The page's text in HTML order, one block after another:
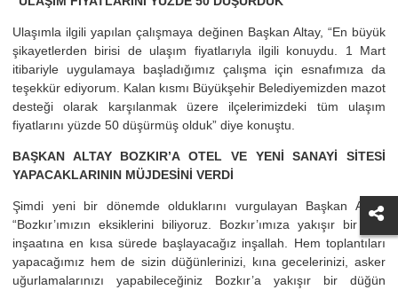
Ulaşımla ilgili yapılan çalışmaya değinen Başkan Altay, “En büyük
şikayetlerden birisi de ulaşım fiyatlarıyla ilgili konuydu. 1 Mart
itibariyle uygulamaya başladığımız çalışma için esnafımıza da
teşekkür ediyorum. Kalan kısmı Büyükşehir Belediyemizden mazot
desteği olarak karşılanmak üzere ilçelerimizdeki tüm ulaşım
fiyatlarını yüzde 50 düşürmüş olduk” diye konuştu.
BAŞKAN ALTAY BOZKIR’A OTEL VE YENİ SANAYİ SİTESİ
YAPACAKLARININ MÜJDESİNİ VERDİ
Şimdi yeni bir dönemde olduklarını vurgulayan Başkan Altay,
“Bozkır’ımızın eksiklerini biliyoruz. Bozkır’ımıza yakışır bir otel
inşaatına en kısa sürede başlayacağız inşallah. Hem toplantıları
yapacağımız hem de sizin düğünlerinizi, kına gecelerinizi, asker
uğurlamalarınızı yapabileceğiniz Bozkır’a yakışır bir düğün